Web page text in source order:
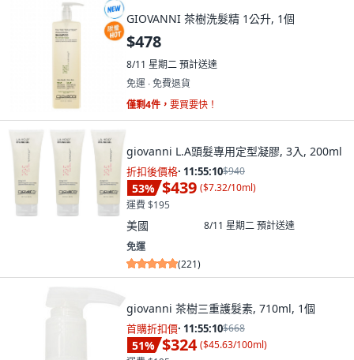
GIOVANNI 茶樹洗髮精 1公升, 1個
$478
8/11 星期二預計送達
免運 ∙ 免費退貨
僅剩4件， 要買要快！
giovanni L.A頭髮專用定型凝膠, 3入, 200ml
折扣後價格· 11:55:08$940
53% $439 ($7.32/10ml)
運費 $195
美國 8/11 星期二預計送達
免運
(221)
giovanni 茶樹三重護髮素, 710ml, 1個
首購折扣價· 11:55:08$668
51% $324 ($45.63/100ml)